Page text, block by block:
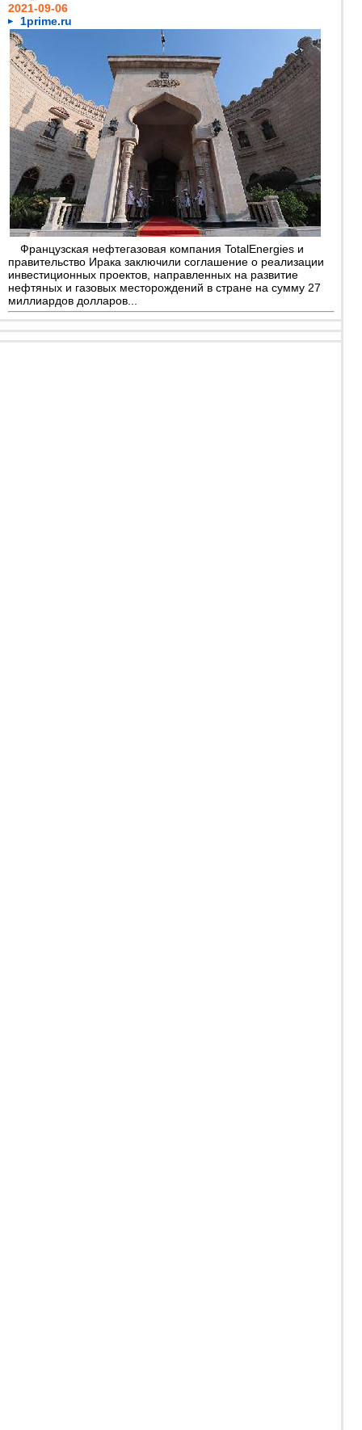
2021-09-06
1prime.ru
Французская нефтегазовая компания TotalEnergies и
правительство Ирака заключили соглашение о реализации
инвестиционных проектов, направленных на развитие
нефтяных и газовых месторождений в стране на сумму 27
миллиардов долларов...